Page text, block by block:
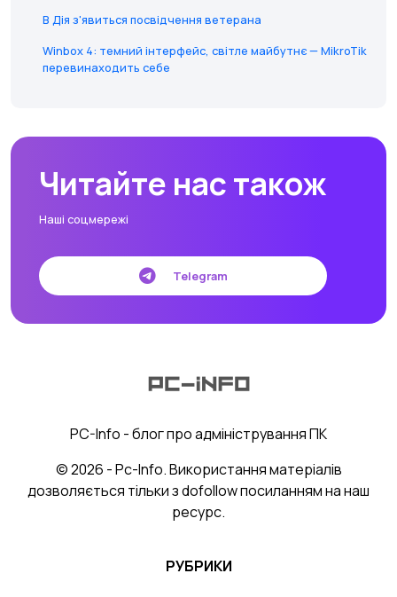
В Дія з'явиться посвідчення ветерана
Winbox 4: темний інтерфейс, світле майбутнє — MikroTik
перевинаходить себе
Читайте нас також
Наші соцмережі
Telegram
PC-Info - блог про адміністрування ПК
© 2026 - Pc-Info. Використання матеріалів
дозволяється тільки з dofollow посиланням на наш
ресурс.
РУБРИКИ